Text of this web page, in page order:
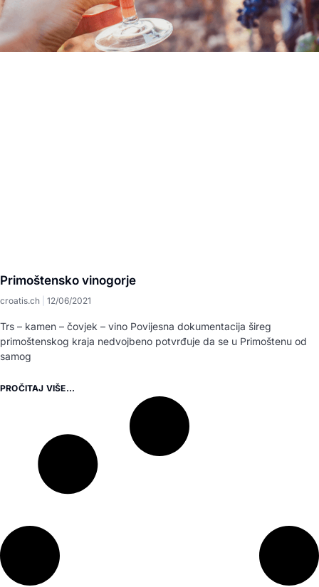
Primoštensko vinogorje
croatis.ch 12/06/2021
Trs – kamen – čovjek – vino Povijesna dokumentacija šireg
primoštenskog kraja nedvojbeno potvrđuje da se u Primoštenu od
samog
PROČITAJ VIŠE...